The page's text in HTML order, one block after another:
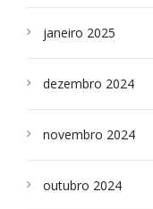
janeiro 2025
dezembro 2024
novembro 2024
outubro 2024